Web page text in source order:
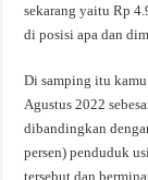
sekarang yaitu Rp
di posisi apa dan
Di samping itu
Agustus 2022
dibandingkan
persen) penduduk
tersebut dan